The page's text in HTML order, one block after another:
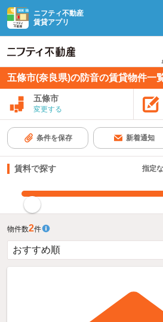
ニフティ不動産
賃貸アプリ
五條市(奈良県)の防音の賃貸物件一
五條市
変更する
条件を保存 新着通知
賃料で探す 指定
物件数2件